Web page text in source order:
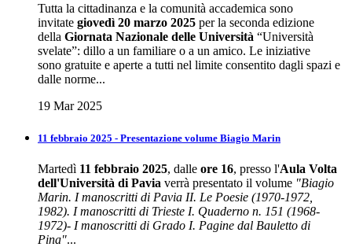
Tutta la cittadinanza e la comunità accademica sono
invitate giovedì 20 marzo 2025 per la seconda edizione
della Giornata Nazionale delle Università “Università
svelate”: dillo a un familiare o a un amico. Le iniziative
sono gratuite e aperte a tutti nel limite consentito dagli spazi e
dalle norme...
19 Mar 2025
11 febbraio 2025 - Presentazione volume Biagio Marin
Martedì 11 febbraio 2025, dalle ore 16, presso l'Aula Volta
dell'Università di Pavia verrà presentato il volume "Biagio
Marin. I manoscritti di Pavia II. Le Poesie (1970-1972,
1982). I manoscritti di Trieste I. Quaderno n. 151 (1968-
1972)- I manoscritti di Grado I. Pagine dal Bauletto di
Pina"...